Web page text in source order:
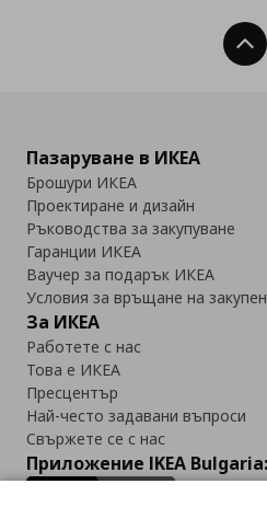
Пазаруване в ИКЕА
Брошури ИКЕА
Проектиране и дизайн
Ръководства за закупуване
Гаранции ИКЕА
Ваучер за подарък ИКЕА
Условия за връщане на
За ИКЕА
Работете с нас
Това е ИКЕА
Пресцентър
Най-често задавани въпроси
Свържете се с нас
Приложение IKEA Bulgaria: